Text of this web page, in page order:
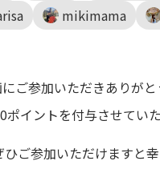
mikimama
ご参加いただきありが
イントを付与させてい
ご参加いただけますと